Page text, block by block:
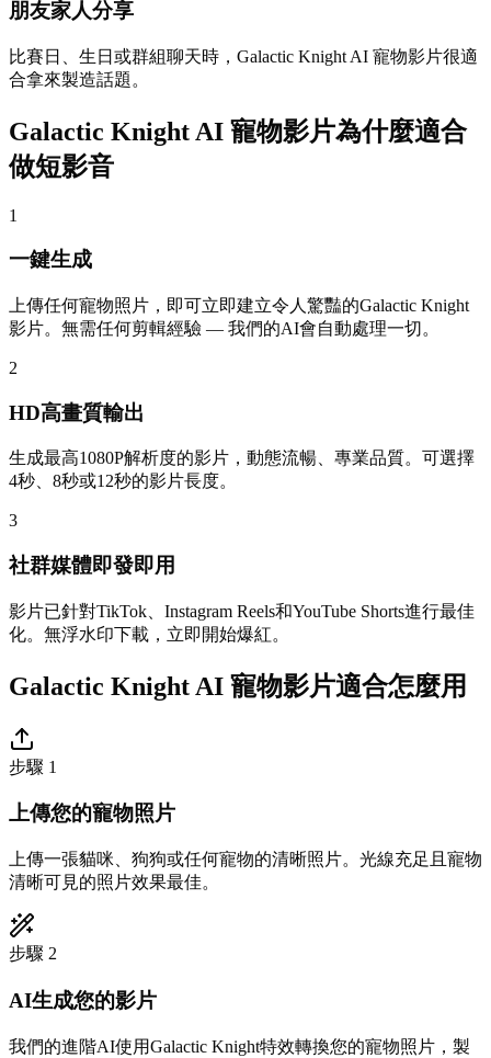
朋友家人分享
比賽日、生日或群組聊天時，Galactic Knight AI 寵物影片很適
合拿來製造話題。
Galactic Knight AI 寵物影片為什麼適合
做短影音
1
一鍵生成
上傳任何寵物照片，即可立即建立令人驚豔的Galactic Knight
影片。無需任何剪輯經驗 — 我們的AI會自動處理一切。
2
HD高畫質輸出
生成最高1080P解析度的影片，動態流暢、專業品質。可選擇
4秒、8秒或12秒的影片長度。
3
社群媒體即發即用
影片已針對TikTok、Instagram Reels和YouTube Shorts進行最佳
化。無浮水印下載，立即開始爆紅。
Galactic Knight AI 寵物影片適合怎麼用
步驟 1
上傳您的寵物照片
上傳一張貓咪、狗狗或任何寵物的清晰照片。光線充足且寵物
清晰可見的照片效果最佳。
步驟 2
AI生成您的影片
我們的進階AI使用Galactic Knight特效轉換您的寵物照片，製